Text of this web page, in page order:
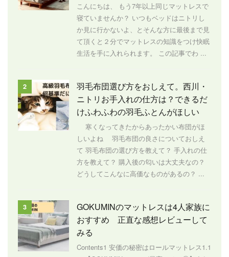
こんにちは、 もう7年以上同じマットレスで
寝ていませんか？ いつもベッドはニトリし
か見に行かないよ、とそんな方に最後まで見
て頂くと２分でマットレスの知識をつけ快眠
生活を手に入れられます。 この記事でわ ...
2
羽毛布団選び方をおしえて。西川・
ニトリお手入れの仕方は？できるだ
けふわふわの羽毛ふとんがほしい
寒くなってきたからあったかい布団がほ
しいよね 羽毛布団の良さについておしえ
て 羽毛布団の選び方を教えて？ 手入れの仕
方を教えて？ 購入後の匂いは大丈夫なの？
どうしてこんなに高価なものがあるの？ ...
3
GOKUMINのマットレスは4人家族に
おすすめ 正直な感想レビューして
みる
Contents1 安価の秘密はロールマットレス1.1